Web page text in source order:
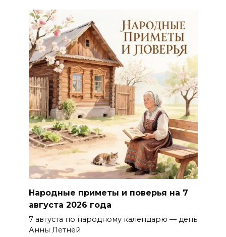
Народные приметы и поверья на 7
августа 2026 года
7 августа по народному календарю — день
Анны Летней